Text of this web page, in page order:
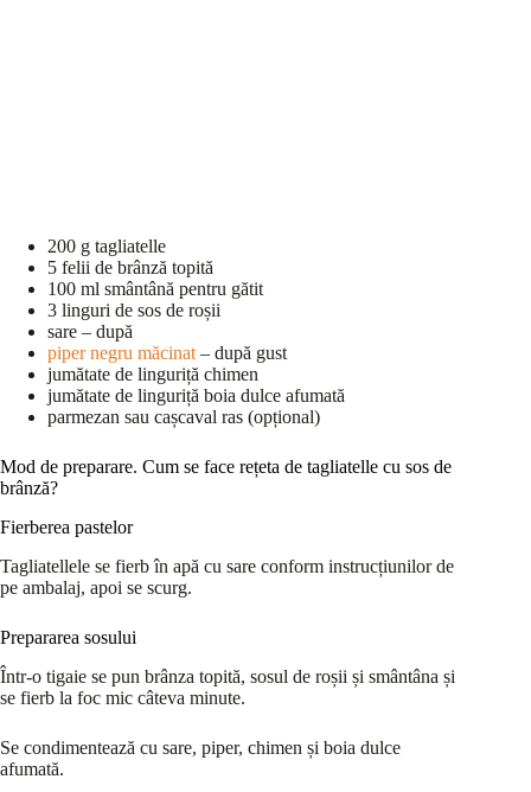
200 g tagliatelle
5 felii de brânză topită
100 ml smântână pentru gătit
3 linguri de sos de roșii
sare – după
piper negru măcinat – după gust
jumătate de linguriță chimen
jumătate de linguriță boia dulce afumată
parmezan sau cașcaval ras (opțional)
Mod de preparare. Cum se face rețeta de tagliatelle cu sos de
brânză?
Fierberea pastelor
Tagliatellele se fierb în apă cu sare conform instrucțiunilor de
pe ambalaj, apoi se scurg.
Prepararea sosului
Într-o tigaie se pun brânza topită, sosul de roșii și smântâna și
se fierb la foc mic câteva minute.
Se condimentează cu sare, piper, chimen și boia dulce
afumată.